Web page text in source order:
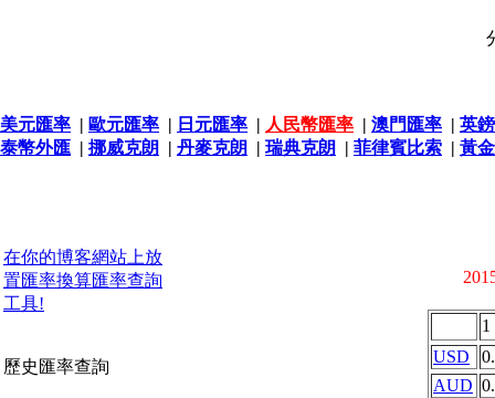
美元匯率 | 歐元匯率 | 日元匯率 | 人民幣匯率 | 澳門匯率 | 英
泰幣外匯 | 挪威克朗 | 丹麥克朗 | 瑞典克朗 | 菲律賓比索 | 黃
在你的博客網站上放
置匯率換算匯率查詢
工具!
歷史匯率查詢
1
USD
AUD